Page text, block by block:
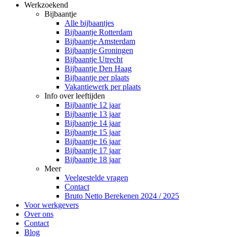
Werkzoekend
Bijbaantje
Alle bijbaantjes
Bijbaantje Rotterdam
Bijbaantje Amsterdam
Bijbaantje Groningen
Bijbaantje Utrecht
Bijbaantje Den Haag
Bijbaantje per plaats
Vakantiewerk per plaats
Info over leeftijden
Bijbaantje 12 jaar
Bijbaantje 13 jaar
Bijbaantje 14 jaar
Bijbaantje 15 jaar
Bijbaantje 16 jaar
Bijbaantje 17 jaar
Bijbaantje 18 jaar
Meer
Veelgestelde vragen
Contact
Bruto Netto Berekenen 2024 / 2025
Voor werkgevers
Over ons
Contact
Blog